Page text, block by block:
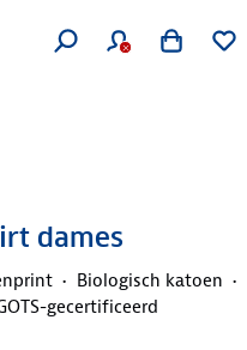
dames
Biologisch katoen
gecertificeerd